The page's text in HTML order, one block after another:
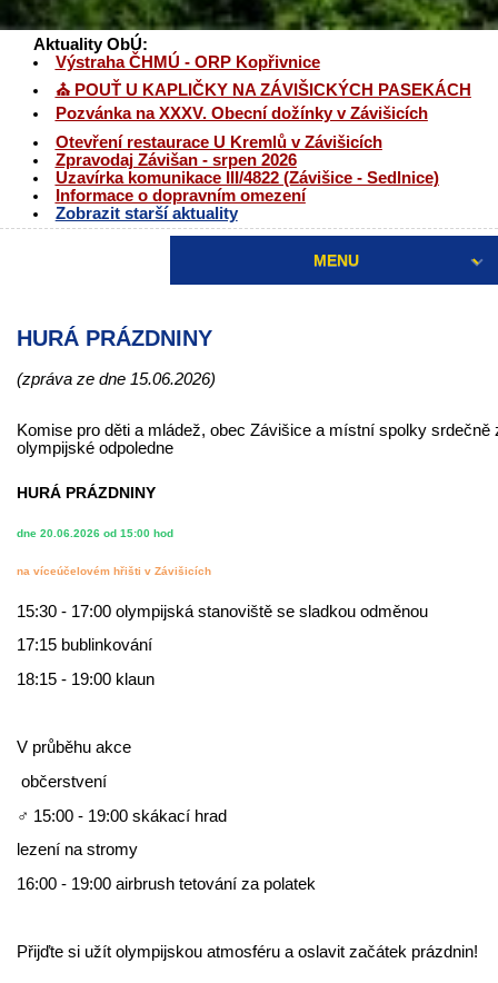
Aktuality ObÚ:
Výstraha ČHMÚ - ORP Kopřivnice
⛪ POUŤ U KAPLIČKY NA ZÁVIŠICKÝCH PASEKÁCH
Pozvánka na XXXV. Obecní dožínky v Závišicích
Otevření restaurace U Kremlů v Závišicích
Zpravodaj Závišan - srpen 2026
Uzavírka komunikace III/4822 (Závišice - Sedlnice)
Informace o dopravním omezení
Zobrazit starší aktuality
MENU
HURÁ PRÁZDNINY
(zpráva ze dne 15.06.2026)
Komise pro děti a mládež, obec Závišice a místní spolky srdečně
olympijské odpoledne
HURÁ PRÁZDNINY
dne 20.06.2026 od 15:00 hod
na víceúčelovém hřišti v Závišicích
15:30 - 17:00 olympijská stanoviště se sladkou odměnou
17:15 bublinkování
18:15 - 19:00 klaun
V průběhu akce
občerstvení
‍♂️ 15:00 - 19:00 skákací hrad
lezení na stromy
16:00 - 19:00 airbrush tetování za polatek
Přijďte si užít olympijskou atmosféru a oslavit začátek prázdnin!